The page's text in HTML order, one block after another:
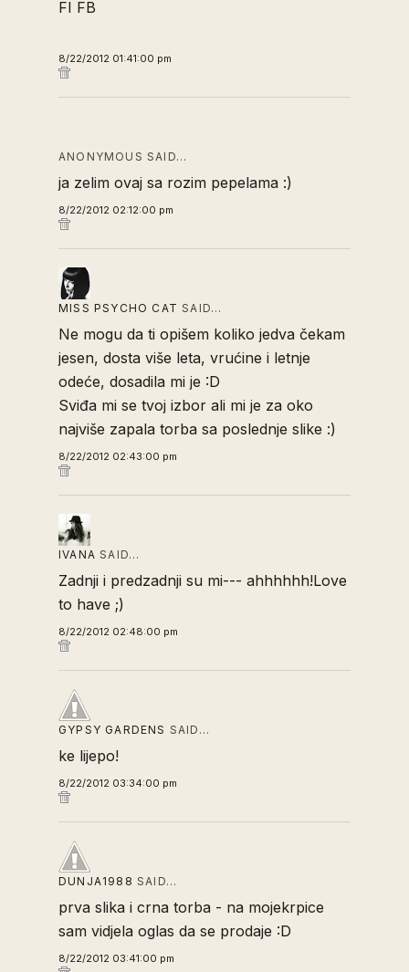
FI FB
8/22/2012 01:41:00 pm
ANONYMOUS SAID…
ja zelim ovaj sa rozim pepelama :)
8/22/2012 02:12:00 pm
MISS PSYCHO CAT SAID…
Ne mogu da ti opišem koliko jedva čekam
jesen, dosta više leta, vrućine i letnje
odeće, dosadila mi je :D
Sviđa mi se tvoj izbor ali mi je za oko
najviše zapala torba sa poslednje slike :)
8/22/2012 02:43:00 pm
IVANA SAID…
Zadnji i predzadnji su mi--- ahhhhhh!Love
to have ;)
8/22/2012 02:48:00 pm
GYPSY GARDENS SAID…
ke lijepo!
8/22/2012 03:34:00 pm
DUNJA1988 SAID…
prva slika i crna torba - na mojekrpice
sam vidjela oglas da se prodaje :D
8/22/2012 03:41:00 pm